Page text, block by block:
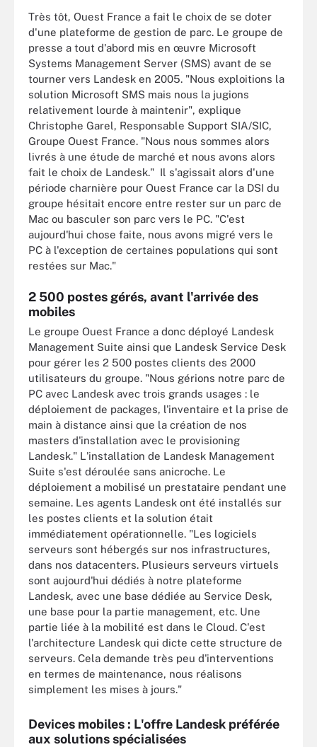
Très tôt, Ouest France a fait le choix de se doter
d'une plateforme de gestion de parc. Le groupe de
presse a tout d'abord mis en œuvre Microsoft
Systems Management Server (SMS) avant de se
tourner vers Landesk en 2005. "Nous exploitions la
solution Microsoft SMS mais nous la jugions
relativement lourde à maintenir", explique
Christophe Garel, Responsable Support SIA/SIC,
Groupe Ouest France. "Nous nous sommes alors
livrés à une étude de marché et nous avons alors
fait le choix de Landesk." Il s'agissait alors d'une
période charnière pour Ouest France car la DSI du
groupe hésitait encore entre rester sur un parc de
Mac ou basculer son parc vers le PC. "C'est
aujourd'hui chose faite, nous avons migré vers le
PC à l'exception de certaines populations qui sont
restées sur Mac."
2 500 postes gérés, avant l'arrivée des
mobiles
Le groupe Ouest France a donc déployé Landesk
Management Suite ainsi que Landesk Service Desk
pour gérer les 2 500 postes clients des 2000
utilisateurs du groupe. "Nous gérions notre parc de
PC avec Landesk avec trois grands usages : le
déploiement de packages, l'inventaire et la prise de
main à distance ainsi que la création de nos
masters d'installation avec le provisioning
Landesk." L'installation de Landesk Management
Suite s'est déroulée sans anicroche. Le
déploiement a mobilisé un prestataire pendant une
semaine. Les agents Landesk ont été installés sur
les postes clients et la solution était
immédiatement opérationnelle. "Les logiciels
serveurs sont hébergés sur nos infrastructures,
dans nos datacenters. Plusieurs serveurs virtuels
sont aujourd'hui dédiés à notre plateforme
Landesk, avec une base dédiée au Service Desk,
une base pour la partie management, etc. Une
partie liée à la mobilité est dans le Cloud. C'est
l'architecture Landesk qui dicte cette structure de
serveurs. Cela demande très peu d'interventions
en termes de maintenance, nous réalisons
simplement les mises à jours."
Devices mobiles : L'offre Landesk préférée
aux solutions spécialisées